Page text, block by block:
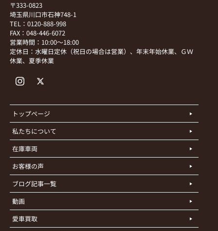
〒333-0823
埼玉県川口市石神748-1
TEL：0120-888-998
FAX：048-446-6072
営業時間：10:00～18:00
定休日：水曜日定休（祝日の場合は営業）、年末年始休業、ＧＷ
休業、夏季休業
トップページ
私たちについて
在庫車両
お客様の声
ブログ記事一覧
動画
愛車買取